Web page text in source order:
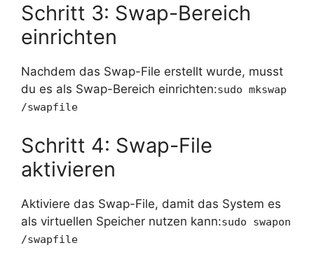
Schritt 3: Swap-Bereich
einrichten
Nachdem das Swap-File erstellt wurde, musst
du es als Swap-Bereich einrichten:sudo mkswap
/swapfile
Schritt 4: Swap-File
aktivieren
Aktiviere das Swap-File, damit das System es
als virtuellen Speicher nutzen kann:sudo swapon
/swapfile